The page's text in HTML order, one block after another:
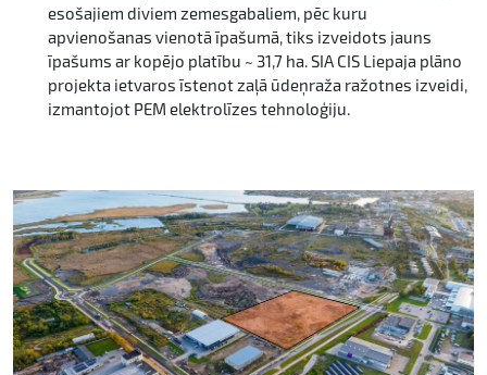
esošajiem diviem zemesgabaliem, pēc kuru
apvienošanas vienotā īpašumā, tiks izveidots jauns
īpašums ar kopējo platību ~ 31,7 ha. SIA CIS Liepaja plāno
projekta ietvaros īstenot zaļā ūdeņraža ražotnes izveidi,
izmantojot PEM elektrolīzes tehnoloģiju.